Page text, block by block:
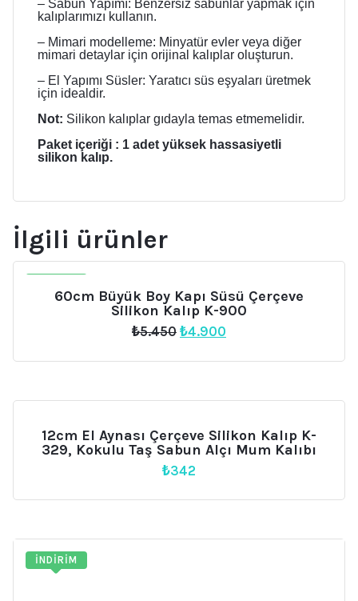
– Sabun Yapımı: Benzersiz sabunlar yapmak için
kalıplarımızı kullanın.
– Mimari modelleme: Minyatür evler veya diğer
mimari detaylar için orijinal kalıplar oluşturun.
– El Yapımı Süsler: Yaratıcı süs eşyaları üretmek
için idealdir.
Not: Silikon kalıplar gıdayla temas etmemelidir.
Paket içeriği : 1 adet yüksek hassasiyetli
silikon kalıp.
İlgili ürünler
60cm Büyük Boy Kapı Süsü Çerçeve
Silikon Kalıp K-900
₺5.450 Orijinal
₺5.450.
₺4.900
fiyat:
12cm El Aynası Çerçeve Silikon Kalıp K-
329, Kokulu Taş Sabun Alçı Mum Kalıbı
₺342
İNDIRIM